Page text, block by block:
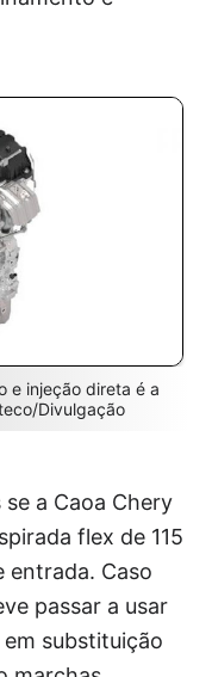
e injeção direta é a
Divulgação
a Caoa Chery
flex de 115
entrada. Caso
passar a usar
substituição